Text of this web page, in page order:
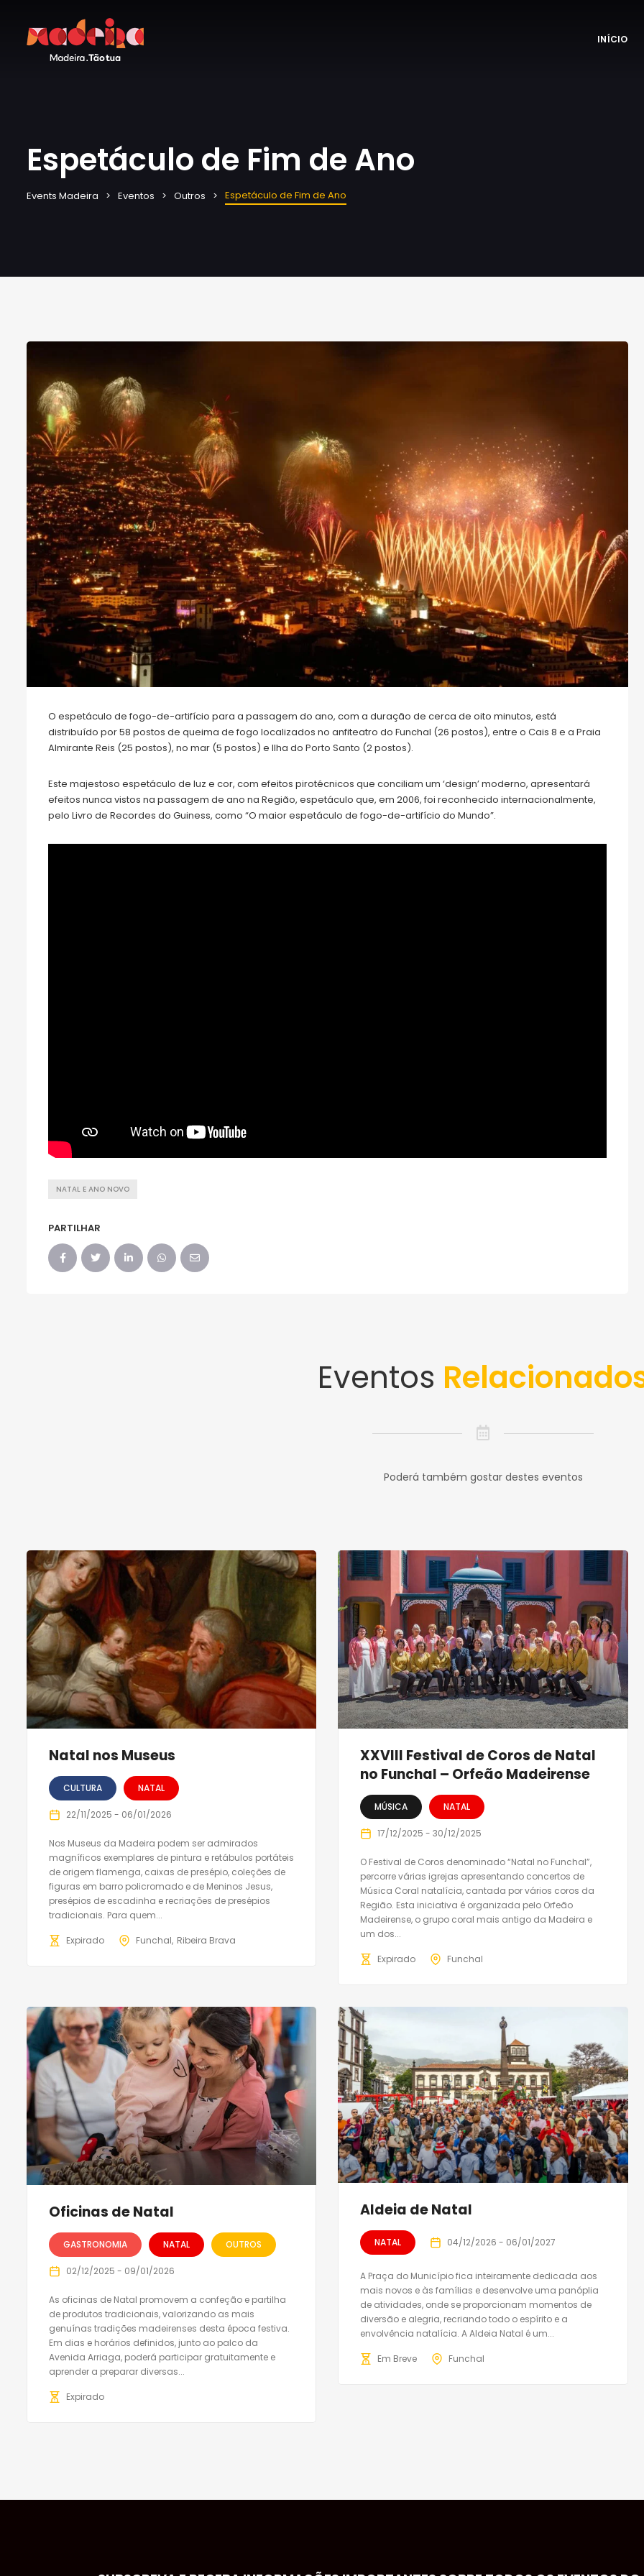
INÍCIO
Espetáculo de Fim de Ano
Events Madeira Eventos Outros Espetáculo de Fim de Ano
O espetáculo de fogo-de-artifício para a passagem do ano, com a duração de cerca de oito minutos, está
distribuído por 58 postos de queima de fogo localizados no anfiteatro do Funchal (26 postos), entre o Cais 8 e a Praia
Almirante Reis (25 postos), no mar (5 postos) e Ilha do Porto Santo (2 postos).
Este majestoso espetáculo de luz e cor, com efeitos pirotécnicos que conciliam um ‘design’ moderno, apresentará
efeitos nunca vistos na passagem de ano na Região, espetáculo que, em 2006, foi reconhecido internacionalmente,
pelo Livro de Recordes do Guiness, como “O maior espetáculo de fogo-de-artifício do Mundo”.
NATAL E ANO NOVO
PARTILHAR
Eventos
Poderá também gostar destes eventos
Natal nos Museus
CULTURA NATAL
22/11/2025 - 06/01/2026
Nos Museus da Madeira podem ser admirados
magníficos exemplares de pintura e retábulos portáteis
de origem flamenga, caixas de presépio, coleções de
figuras em barro policromado e de Meninos Jesus,
presépios de escadinha e recriações de presépios
tradicionais. Para quem...
Expirado Funchal Ribeira Brava
XXVIII Festival de Coros de Natal
no Funchal – Orfeão Madeirense
MÚSICA NATAL
17/12/2025 - 30/12/2025
O Festival de Coros denominado “Natal no Funchal”,
percorre várias igrejas apresentando concertos de
Música Coral natalícia, cantada por vários coros da
Região. Esta iniciativa é organizada pelo Orfeão
Madeirense, o grupo coral mais antigo da Madeira e
um dos...
Expirado Funchal
Oficinas de Natal
GASTRONOMIA NATAL OUTROS
02/12/2025 - 09/01/2026
As oficinas de Natal promovem a confeção e partilha
de produtos tradicionais, valorizando as mais
genuínas tradições madeirenses desta época festiva.
Em dias e horários definidos, junto ao palco da
Avenida Arriaga, poderá participar gratuitamente e
aprender a preparar diversas...
Expirado
Aldeia de Natal
NATAL 04/12/2026 - 06/01/2027
A Praça do Município fica inteiramente dedicada aos
mais novos e às famílias e desenvolve uma panóplia
de atividades, onde se proporcionam momentos de
diversão e alegria, recriando todo o espírito e a
envolvência natalícia. A Aldeia Natal é um...
Em Breve Funchal